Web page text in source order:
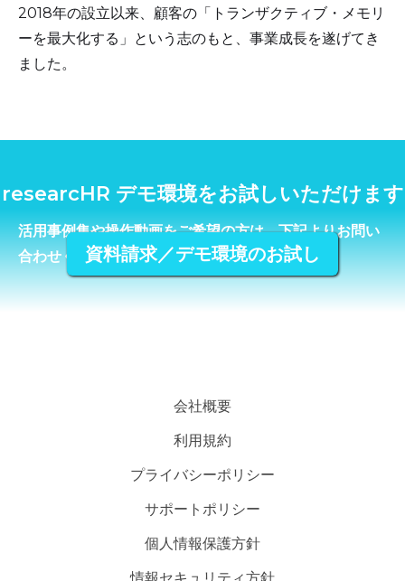
2018年の設立以来、顧客の「トランザクティブ・メモリ
ーを最大化する」という志のもと、事業成長を遂げてき
ました。
researcHR デモ環境をお試しいただけます
活用事例集や操作動画をご希望の方は、下記よりお問い
合わせください。資料請求／デモ環境のお試し
会社概要
利用規約
プライバシーポリシー
サポートポリシー
個人情報保護方針